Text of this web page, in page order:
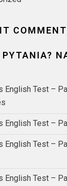
English Test –
English Test –
English Test –
English Test –